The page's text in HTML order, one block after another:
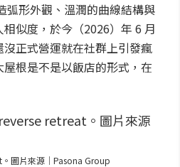
形外觀、溫潤的曲線結構與
似度，於今（2026）年 6 月
正式營運就在社群上引發瘋
根是不是以飯店的形式，在
。圖片來源｜Pasona Group